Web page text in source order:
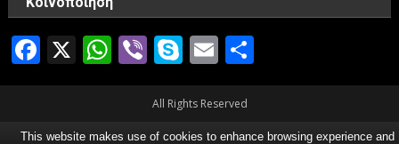
Facebook
X WhatsApp
ViberSkype
Email
All Rights Reserved
This website makes use of cookies to enhance browsing experience and